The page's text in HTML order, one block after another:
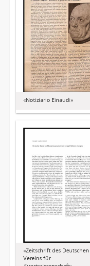
«Notiziario Einaudi»
«Zeitschrift des Deutschen
Vereins für